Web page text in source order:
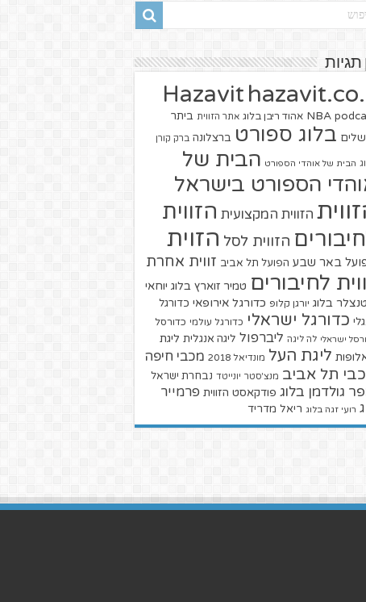
תגיות
Hazavit
NBA אהוד ריבן בלוג אתר הזווית ביתר
בלוג ספורט ברצלונה ברק קורן
הבית של אוהדי הספורט הבית של
הספורט בישראל
הזווית המקצועית הזווית
הזווית לסל הזוית
באר שבע הפועל תל אביב זווית אחרת
לחיבורים טמיר זוארץ בלוג יוחאי
בלוג יורגן קלופ כדורגל אירופאי כדורגל
כדורגל ישראלי כדורגל עולמי כדורסל
ישראלי לה ליגה ליברפול ליגה אנגלית ליגת
ליגת העל מונדיאל 2018 מכבי חיפה
תל אביב מנצ'סטר יונייטד נבחרת ישראל
גולדמן בלוג פודקאסט הזווית פרמייר
רועי זגה בלוג ריאל מדריד